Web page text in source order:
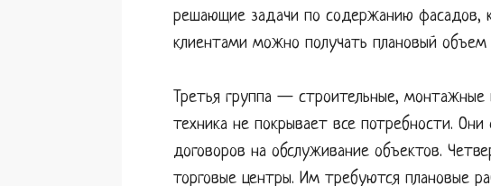
решающие задачи по содержанию фасадов,
клиентами можно получать плановый
Третья группа — строительные, монтажные
техника не покрывает все потребности.
договоров на обслуживание объектов.
торговые центры. Им требуются плановые